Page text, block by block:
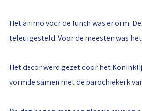
Het animo voor de lunch was enorm.
teleurgesteld. Voor de meesten was
Het decor werd gezet door het
vormde samen met de parochiekerk